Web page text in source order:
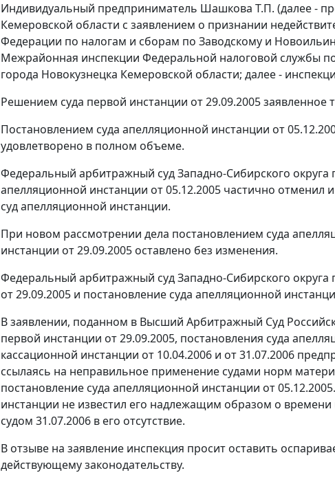
Индивидуальный предприниматель Шашкова Т.П. (далее -
Кемеровской области с заявлением о признании
Федерации по налогам и сборам по Заводскому и
Межрайонная инспекции Федеральной налоговой службы
города Новокузнецка Кемеровской области; далее -
Решением суда первой инстанции от 29.09.2005 заявленное
Постановлением суда апелляционной инстанции от
удовлетворено в полном объеме.
Федеральный арбитражный суд Западно-Сибирского округа
апелляционной инстанции от 05.12.2005 частично
суд апелляционной инстанции.
При новом рассмотрении дела постановлением суда
инстанции от 29.09.2005 оставлено без изменения.
Федеральный арбитражный суд Западно-Сибирского округа
от 29.09.2005 и постановление суда апелляционной
В заявлении, поданном в Высший Арбитражный Суд
первой инстанции от 29.09.2005, постановления суда
кассационной инстанции от 10.04.2006 и от 31.07.2006
ссылаясь на неправильное применение судами норм
постановление суда апелляционной инстанции от
инстанции не известил его надлежащим образом о
судом 31.07.2006 в его отсутствие.
В отзыве на заявление инспекция просит оставить
действующему законодательству.